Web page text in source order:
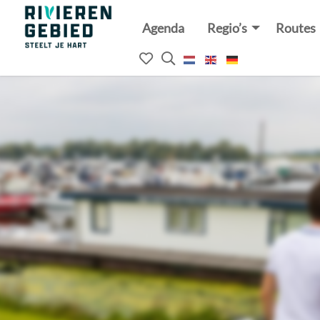
Rivierenland
website
Agenda Regio’s Routes
Mijn
favorieten
Open
het